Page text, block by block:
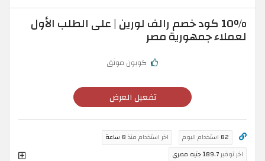
10% كود خصم رالف لورين | على الطلب الأول
لعملاء جمهورية مصر
كوبون موثق
تفعيل العرض
82 استخدام اليوم اخر استخدام منذ 8 ساعة
اخر توفير189.7 جنيه مصري